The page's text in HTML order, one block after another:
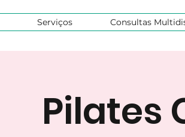
Serviços Consultas
Pilates